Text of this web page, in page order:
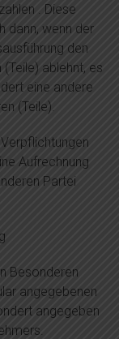
. Diese
dann, wenn der
den
ablehnt, es
eine andere
(Teile).
Aufrechnung
Partei
Besonderen
angegebenen
angegeben